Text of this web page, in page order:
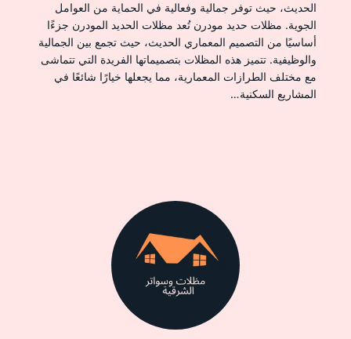
الحديث، حيث توفر جمالية وفعالية في الحماية من العوامل
الجوية. مظلات حديد مودرن تُعد مظلات الحديد المودرن جزءًا
أساسيًا من التصميم المعماري الحديث، حيث تجمع بين الجمالية
والوظيفية. تتميز هذه المظلات بتصميماتها الفريدة التي تتماشى
مع مختلف الطرازات المعمارية، مما يجعلها خيارًا شائعًا في
المشاريع السكنية…